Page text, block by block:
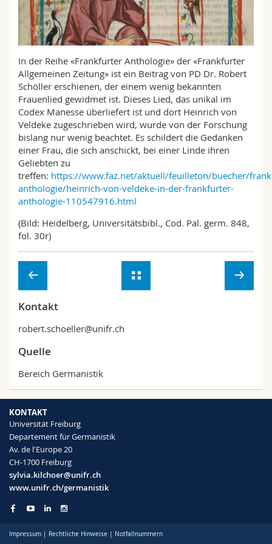
Math.-Nat. und Med. Fak.
Interfakultär
Mitarbeitende
Doktorierende
Webmail
Vorlesungsverzeichnis
MyUnifr
In der Reihe «Frankfurter Anthologie» der «Frankfurter
Allgemeinen Zeitung» ist ein Beitrag von PD Dr. Robert
Schöller erschienen, der einem wenig bekannten
Frauenlied gewidmet ist. Dieses Lied, das unikal im
Codex Manesse überliefert ist und dort Heinrich von
Veldeke zugeschrieben wird, wurde von der Forschung
bislang nur wenig beachtet. Es schildert die Gedanken
einer Frau, die sich anschickt, bei einer Linde ihren
Geliebten zu
treffen: https://www.faz.net/aktuell/feuilleton/buecher/
anthologie/heinrich-von-veldeke-in-der-frankfurter-
anthologie-110547916.html
(Bild: Heidelberg, Universitätsbibl., Cod. Pal. germ. 848,
fol. 30r)
Kontakt
robert.schoeller@unifr.ch
Quelle
Bereich Germanistik
KONTAKT
Universität Freiburg
Departement für Germanistik
Av. de l'Europe 20
CH-1700 Freiburg
sylvia.kilchoer@unifr.ch
www.unifr.ch/germanistik
Impressum | Rechtliche Hinweise | Notfallnummern